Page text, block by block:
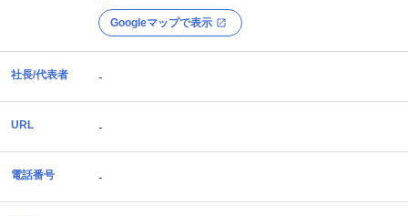
Googleマップで表示
社長/代表者 -
URL -
電話番号 -